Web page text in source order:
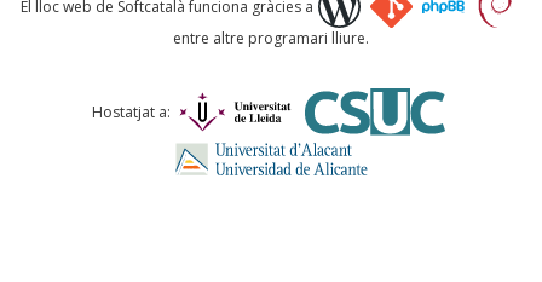
Comentari *
El lloc web de Softcatalà funciona gràcies a
entre altre programari lliure.
Hostatjat a: